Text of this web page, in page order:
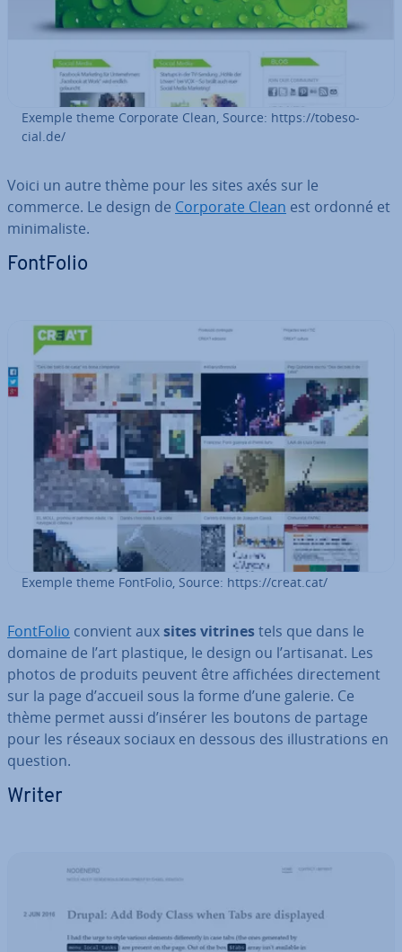
Exemple theme Corporate Clean, Source: https://to­be­so­
cial.de/
Voici un autre thème pour les sites axés sur le
commerce. Le design de Corporate Clean est ordonné et
mi­ni­ma­liste.
FontFolio
Exemple theme FontFolio, Source: https://creat.cat/
FontFolio convient auxsites vitrinestels que dans le
domaine de l’art plastique, le design ou l’artisanat. Les
photos de produits peuvent être affichées di­rec­te­ment
sur la page d’accueil sous la forme d’une galerie. Ce
thème permet aussi d’insérer les boutons de partage
pour les réseaux sociaux en dessous des il­lus­tra­tions en
question.
Writer